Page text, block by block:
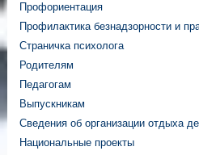
Профориентация
Профилактика безнадзорности и
Страничка психолога
Родителям
Педагогам
Выпускникам
Сведения об организации отдыха
Национальные проекты